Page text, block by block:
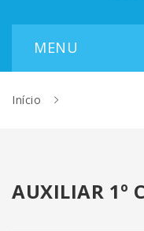
Início
AUXILIAR 1º